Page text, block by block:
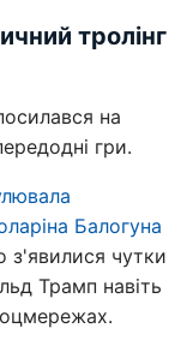
тролінг
на
гри.
Балогуна
з'явилися чутки
Трамп навіть